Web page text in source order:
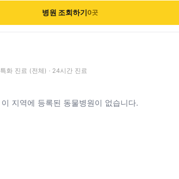
병원 조회하기0곳
화 진료 (전체) · 24시간 진료
이 지역에 등록된 동물병원이 없습니다.